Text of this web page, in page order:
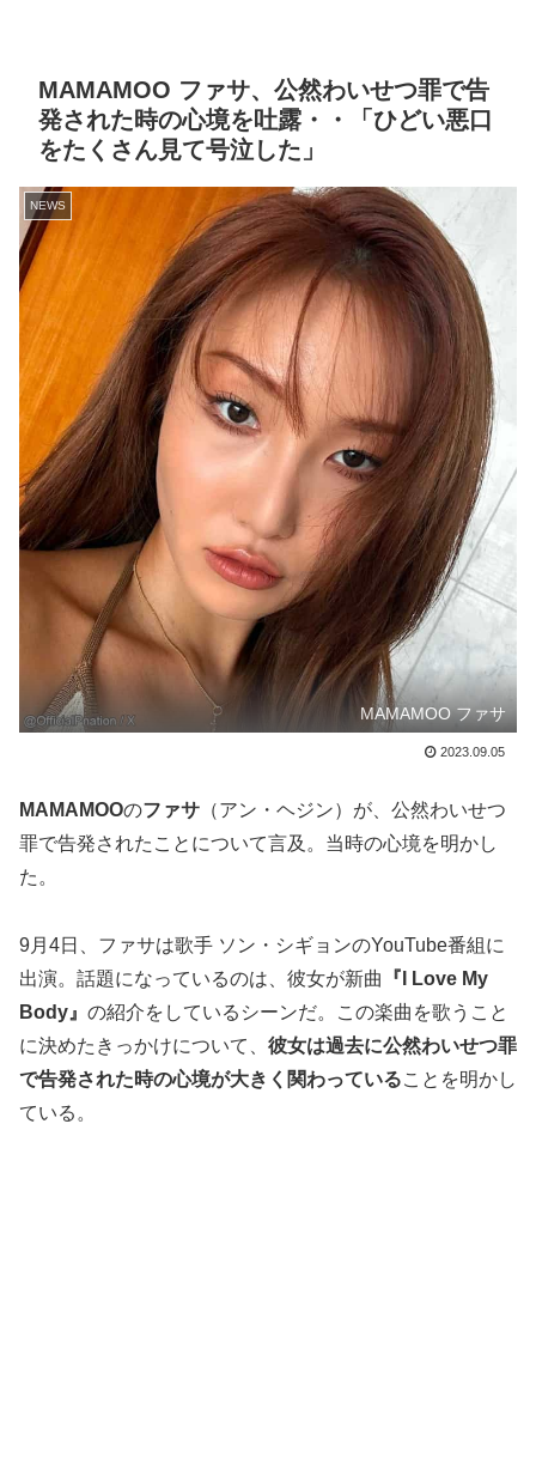
MAMAMOO ファサ、公然わいせつ罪で告
発された時の心境を吐露・・「ひどい悪口
をたくさん見て号泣した」
NEWS
MAMAMOO ファサ
2023.09.05
MAMAMOOのファサ （アン・ヘジン）が、公然わいせつ
罪で告発されたことについて言及。当時の心境を明かし
た。
9月4日、ファサは歌手 ソン・シギョンのYouTube番組に
出演。話題になっているのは、彼女が新曲
『I Love My
Body』 の紹介をしているシーンだ。この楽曲を歌うこと
に決めたきっかけについて、 彼女は過去に公然わいせつ罪
で告発された時の心境が大きく関わっていることを明かし
ている。